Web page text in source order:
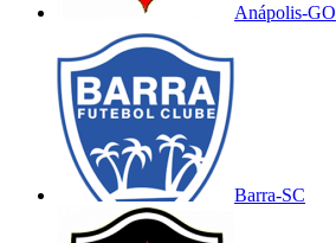
Anápolis-GO
Barra-SC